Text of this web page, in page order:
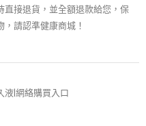
接退貨，並全額退款給您，保
請認準健康商城！
液|網絡購買入口